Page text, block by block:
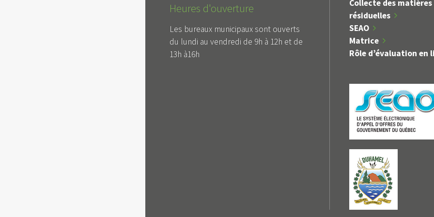
Heures d'ouverture
Les bureaux municipaux sont ouverts
du lundi au vendredi de 9h à 12h et de
13h à16h
Collecte des matières
résiduelles
SEAO
Matrice
Rôle d’évaluation en